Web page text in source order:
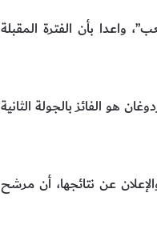
واعدا بأن الفترة المقبلة
هو الفائز بالجولة الثانية
عن نتائجها، أن مرشح